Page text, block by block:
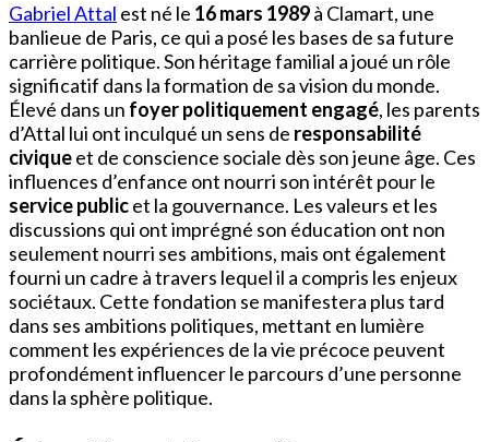
Gabriel Attal est né le 16 mars 1989à Clamart, une
banlieue de Paris, ce qui a posé les bases de sa future
carrière politique. Son héritage familial a joué un rôle
significatif dans la formation de sa vision du monde.
Élevé dans un foyer politiquement engagé, les parents
d’Attal lui ont inculqué un sens de responsabilité
civiqueet de conscience sociale dès son jeune âge. Ces
influences d’enfance ont nourri son intérêt pour le
service publicet la gouvernance. Les valeurs et les
discussions qui ont imprégné son éducation ont non
seulement nourri ses ambitions, mais ont également
fourni un cadre à travers lequel il a compris les enjeux
sociétaux. Cette fondation se manifestera plus tard
dans ses ambitions politiques, mettant en lumière
comment les expériences de la vie précoce peuvent
profondément influencer le parcours d’une personne
dans la sphère politique.